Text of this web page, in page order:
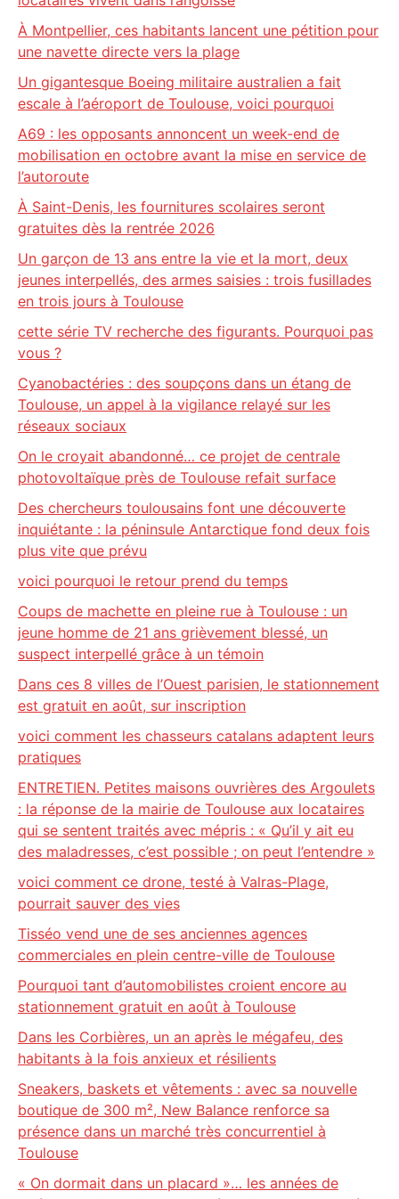
À Montpellier, ces habitants lancent une pétition pour
une navette directe vers la plage
Un gigantesque Boeing militaire australien a fait
escale à l’aéroport de Toulouse, voici pourquoi
A69 : les opposants annoncent un week-end de
mobilisation en octobre avant la mise en service de
l’autoroute
À Saint-Denis, les fournitures scolaires seront
gratuites dès la rentrée 2026
Un garçon de 13 ans entre la vie et la mort, deux
jeunes interpellés, des armes saisies : trois fusillades
en trois jours à Toulouse
cette série TV recherche des figurants. Pourquoi pas
vous ?
Cyanobactéries : des soupçons dans un étang de
Toulouse, un appel à la vigilance relayé sur les
réseaux sociaux
On le croyait abandonné… ce projet de centrale
photovoltaïque près de Toulouse refait surface
Des chercheurs toulousains font une découverte
inquiétante : la péninsule Antarctique fond deux fois
plus vite que prévu
voici pourquoi le retour prend du temps
Coups de machette en pleine rue à Toulouse : un
jeune homme de 21 ans grièvement blessé, un
suspect interpellé grâce à un témoin
Dans ces 8 villes de l’Ouest parisien, le stationnement
est gratuit en août, sur inscription
voici comment les chasseurs catalans adaptent leurs
pratiques
ENTRETIEN. Petites maisons ouvrières des Argoulets
: la réponse de la mairie de Toulouse aux locataires
qui se sentent traités avec mépris : « Qu’il y ait eu
des maladresses, c’est possible ; on peut l’entendre »
voici comment ce drone, testé à Valras-Plage,
pourrait sauver des vies
Tisséo vend une de ses anciennes agences
commerciales en plein centre-ville de Toulouse
Pourquoi tant d’automobilistes croient encore au
stationnement gratuit en août à Toulouse
Dans les Corbières, un an après le mégafeu, des
habitants à la fois anxieux et résilients
Sneakers, baskets et vêtements : avec sa nouvelle
boutique de 300 m², New Balance renforce sa
présence dans un marché très concurrentiel à
Toulouse
« On dormait dans un placard »… les années de